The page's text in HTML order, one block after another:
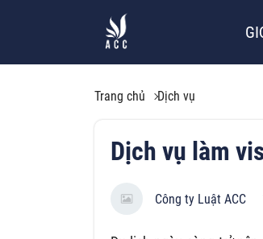
Trang chủ Dịch vụ
Dịch vụ làm
Công ty Luật ACC